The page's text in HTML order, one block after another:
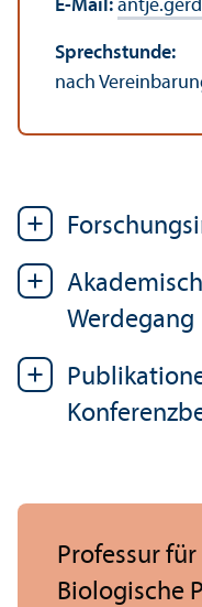
E-Mail:
Sprechstunde:
nach
Werdegang
Professur
Biologische